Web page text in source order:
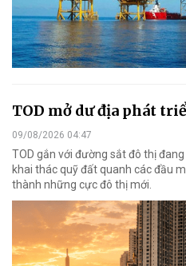
TOD mở dư địa phát
09/08/2026 04:47
TOD gắn với đường sắt đô thị
khai thác quỹ đất quanh các đầu
thành những cực đô thị mới.